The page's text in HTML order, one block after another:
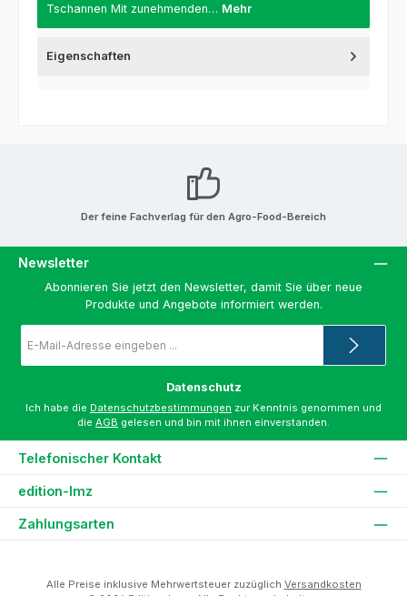
Tschannen Mit zunehmenden… Mehr
Eigenschaften
Der feine Fachverlag für den Agro-Food-Bereich
Newsletter
Abonnieren Sie jetzt den Newsletter, damit Sie über neue
Produkte und Angebote informiert werden.
Mail-
*
Datenschutz
Ich habe die Datenschutzbestimmungen zur Kenntnis genommen und
die AGB gelesen und bin mit ihnen einverstanden.
Telefonischer Kontakt
edition-lmz
Zahlungsarten
Alle Preise inklusive Mehrwertsteuer zuzüglich Versandkosten